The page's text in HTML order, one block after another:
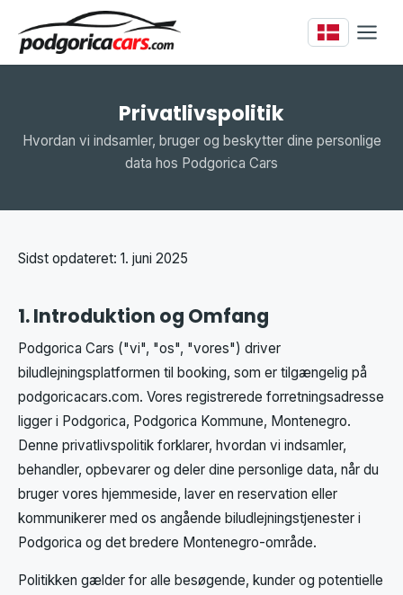
Privatlivspolitik
Hvordan vi indsamler, bruger og beskytter dine personlige
data hos Podgorica Cars
Sidst opdateret: 1. juni 2025
1. Introduktion og Omfang
Podgorica Cars ("vi", "os", "vores") driver
biludlejningsplatformen til booking, som er tilgængelig på
podgoricacars.com. Vores registrerede forretningsadresse
ligger i Podgorica, Podgorica Kommune, Montenegro.
Denne privatlivspolitik forklarer, hvordan vi indsamler,
behandler, opbevarer og deler dine personlige data, når du
bruger vores hjemmeside, laver en reservation eller
kommunikerer med os angående biludlejningstjenester i
Podgorica og det bredere Montenegro-område.
Politikken gælder for alle besøgende, kunder og potentielle